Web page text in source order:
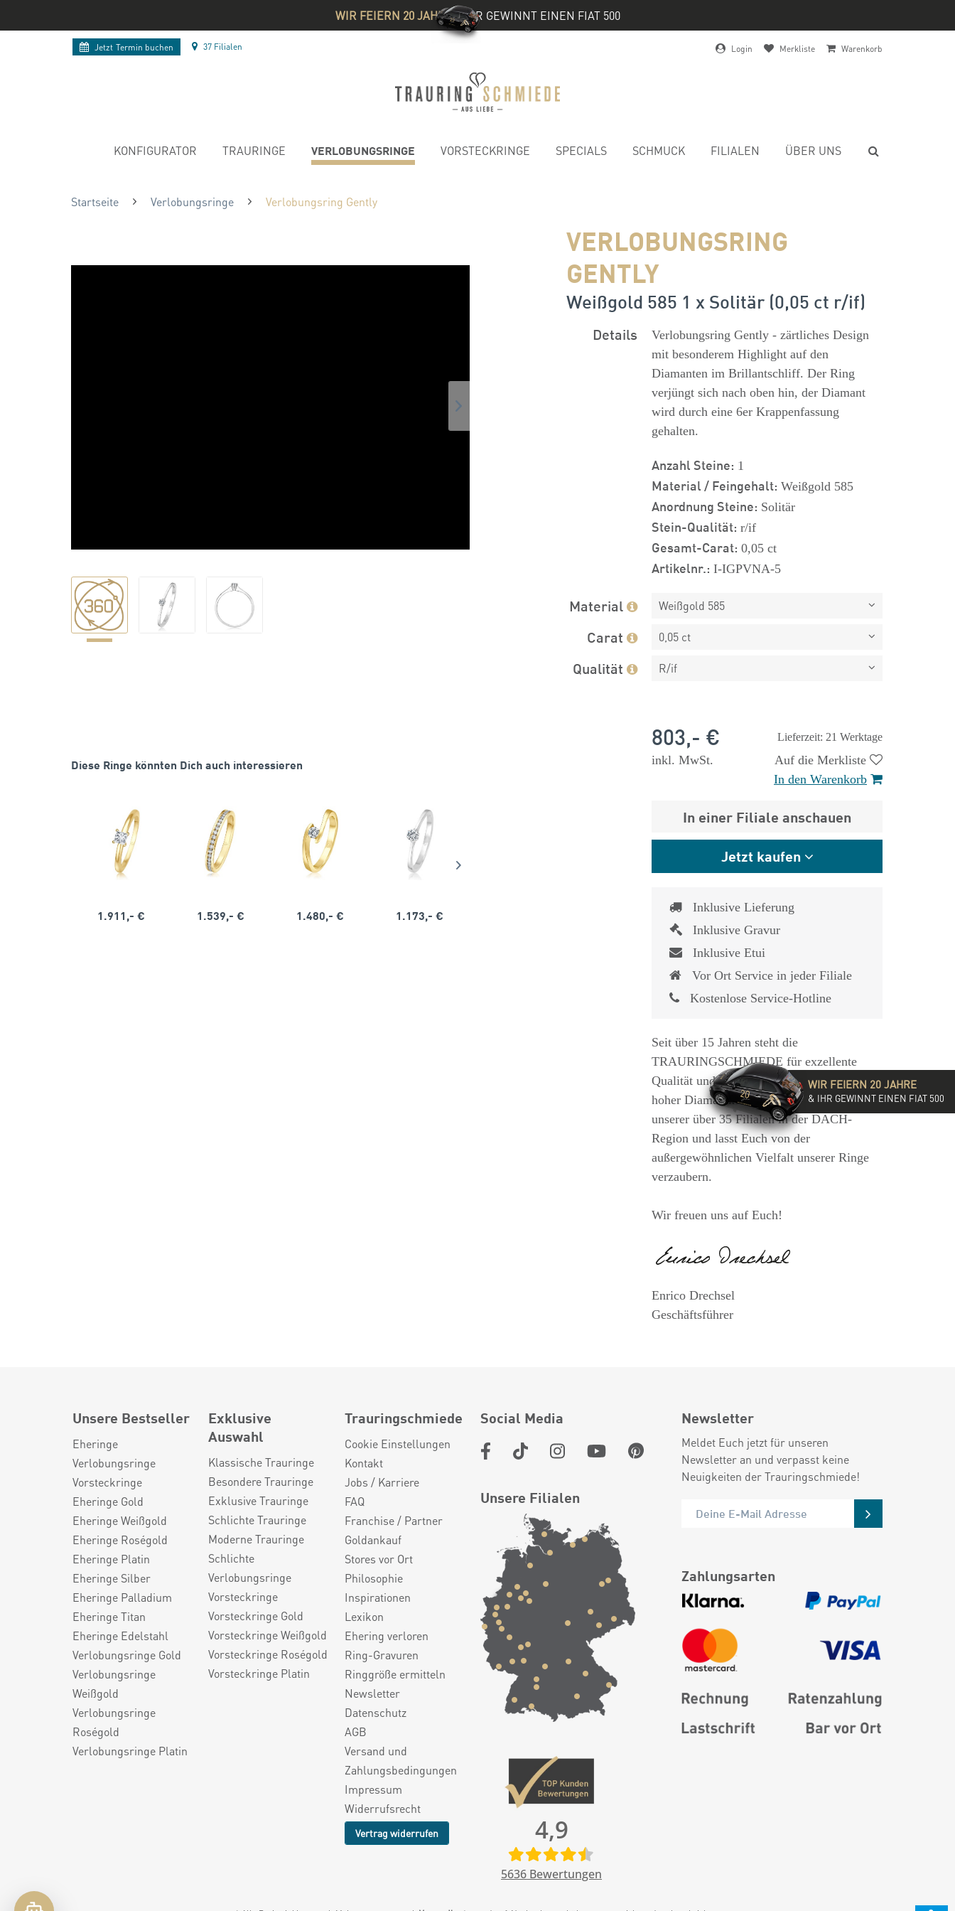
WIR FEIERN 20 JAHRE& IHR GEWINNT EINEN FIAT 500
Jetzt Termin buchen 37 Filialen Login Merkliste Warenkorb
KONFIGURATOR TRAURINGE VERLOBUNGSRINGE VORSTECKRINGE SPECIALS SCHMUCK FILIALEN ÜBER UNS
Startseite Verlobungsringe Verlobungsring Gently
VERLOBUNGSRING
GENTLY
Weißgold 585 1 x Solitär (0,05 ct r/if)
Diese Ringe könnten Dich auch interessieren
1.911,- € 1.539,- € 1.480,- € 1.173,- € 1.825,- €
Details
Verlobungsring Gently - zärtliches Design
mit besonderem Highlight auf den
Diamanten im Brillantschliff. Der Ring
verjüngt sich nach oben hin, der Diamant
wird durch eine 6er Krappenfassung
gehalten.
Anzahl Steine: 1
Material / Feingehalt: Weißgold 585
Anordnung Steine: Solitär
Stein-Qualität: r/if
Gesamt-Carat: 0,05 ct
Artikelnr.: I-IGPVNA-5
Material Weißgold 585
Carat 0,05 ct
Qualität R/if
Lieferzeit: 21 Werktage
803,- €
inkl. MwSt.
Auf die Merkliste
In den Warenkorb
In einer Filiale anschauen
Jetzt kaufen
Inklusive Lieferung
Inklusive Gravur
Inklusive Etui
Vor Ort Service in jeder Filiale
Kostenlose Service-Hotline
Seit über 15 Jahren steht die
TRAURINGSCHMIEDE für exzellente
Qualität und hochwertige Beratung mit
hoher Diamantkompetenz. Besucht eine
unserer über 35 Filialen in der DACH-
Region und lasst Euch von der
außergewöhnlichen Vielfalt unserer Ringe
verzaubern.
Wir freuen uns auf Euch!
Enrico Drechsel
Geschäftsführer
Unsere Bestseller
Eheringe
Verlobungsringe
Vorsteckringe
Eheringe Gold
Eheringe Weißgold
Eheringe Roségold
Eheringe Platin
Eheringe Silber
Eheringe Palladium
Eheringe Titan
Eheringe Edelstahl
Verlobungsringe Gold
Verlobungsringe
Weißgold
Verlobungsringe
Roségold
Verlobungsringe Platin
Exklusive
Auswahl
Klassische Trauringe
Besondere Trauringe
Exklusive Trauringe
Schlichte Trauringe
Moderne Trauringe
Schlichte
Verlobungsringe
Vorsteckringe
Vorsteckringe Gold
Vorsteckringe Weißgold
Vorsteckringe Roségold
Vorsteckringe Platin
Trauringschmiede
Cookie Einstellungen
Kontakt
Jobs / Karriere
FAQ
Franchise / Partner
Goldankauf
Stores vor Ort
Philosophie
Inspirationen
Lexikon
Ehering verloren
Ring-Gravuren
Ringgröße ermitteln
Newsletter
Datenschutz
AGB
Versand und
Zahlungsbedingungen
Impressum
Widerrufsrecht
Vertrag widerrufen
Social Media
Unsere Filialen
4,9
5636 Bewertungen
Newsletter
Meldet Euch jetzt für unseren
Newsletter an und verpasst keine
Neuigkeiten der Trauringschmiede!
Zahlungsarten
WIR FEIERN 20 JAHRE
& IHR GEWINNT EINEN FIAT 500